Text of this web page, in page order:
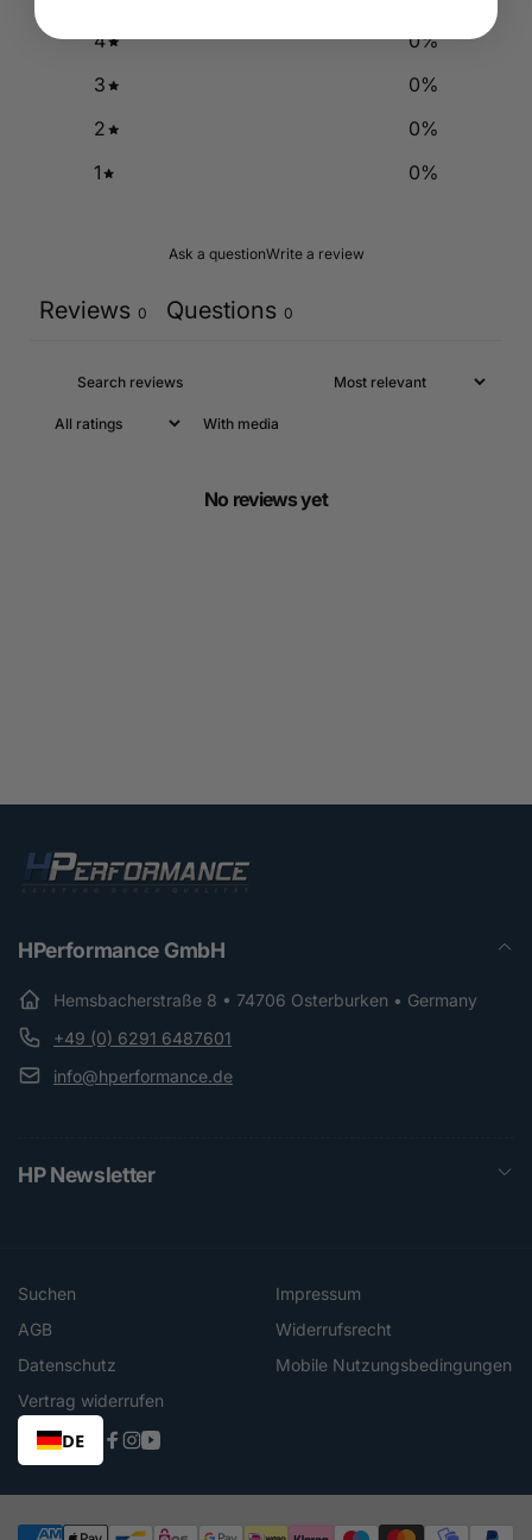
4
0%
3
0%
2
0%
1
0%
Ask a questionWrite a review
Reviews 0 Questions 0
With media
No reviews yet
HPerformance GmbH
Hemsbacherstraße 8 • 74706 Osterburken • Germany
+49 (0) 6291 6487601
info@hperformance.de
HP Newsletter
Suchen
Impressum
AGB
Widerrufsrecht
Datenschutz
Mobile Nutzungsbedingungen
Vertrag widerrufen
DE
Facebook
Instagram
YouTube